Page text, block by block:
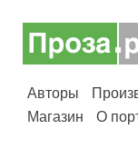
Авторы
Магазин
О